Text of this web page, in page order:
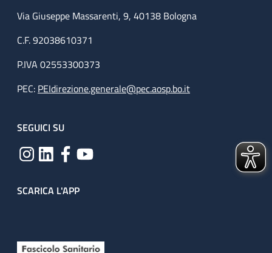
Via Giuseppe Massarenti, 9, 40138 Bologna
C.F. 92038610371
P.IVA 02553300373
PEC: PEIdirezione.generale@pec.aosp.bo.it
SEGUICI SU
SCARICA L'APP